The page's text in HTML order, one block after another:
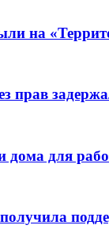
на
прав
дома для